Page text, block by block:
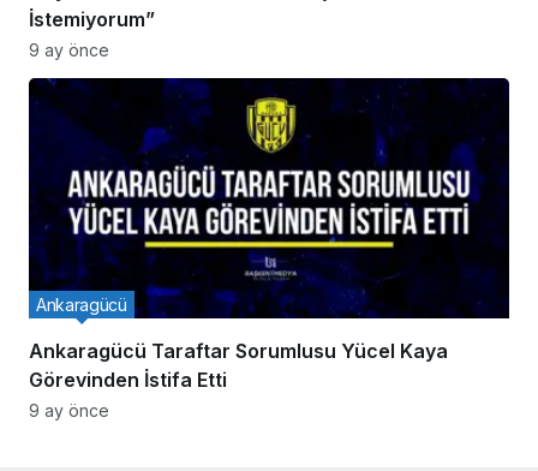
İstemiyorum”
9 ay önce
Ankaragücü Taraftar Sorumlusu Yücel Kaya
Görevinden İstifa Etti
Ankaragücü
9 ay önce